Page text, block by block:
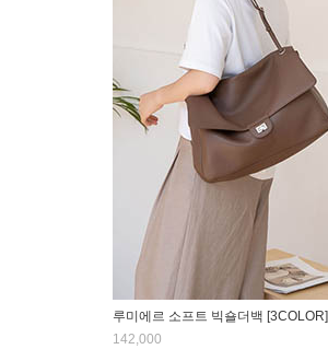
루미에르 소프트 빅숄더백 [3COLOR]
142,000